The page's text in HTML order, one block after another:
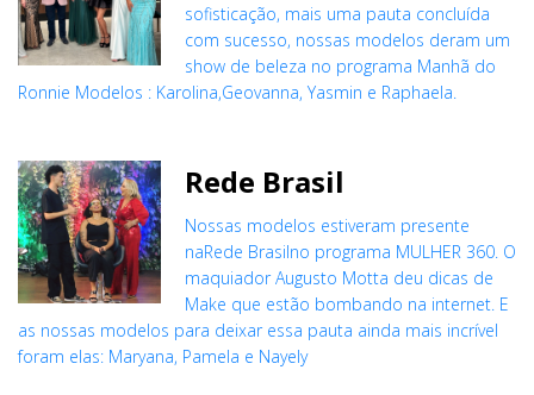
sofisticação, mais uma pauta concluída
com sucesso, nossas modelos deram um
show de beleza no programa Manhã do
Ronnie Modelos : Karolina,Geovanna, Yasmin e Raphaela.
Rede Brasil
Nossas modelos estiveram presente
naRede Brasilno programa MULHER 360. O
maquiador Augusto Motta deu dicas de
Make que estão bombando na internet. E
as nossas modelos para deixar essa pauta ainda mais incrível
foram elas: Maryana, Pamela e Nayely